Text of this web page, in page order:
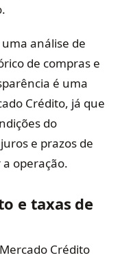
análise de
de compras e
é uma
Crédito, já que
do
e prazos de
operação.
e taxas de
Crédito